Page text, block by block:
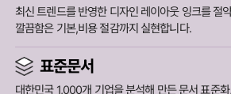
최신 트렌드를 반영한 디자인 레이아웃 잉크를 절
깔끔함은 기본,비용 절감까지 실현합니다.
표준문서
대한민국 1,000개 기업을 분석해 만든 문서 표준화,